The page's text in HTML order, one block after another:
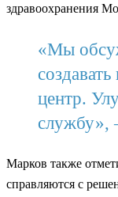
здравоохранения
«Мы
центр.
службу»,
Марков также
справляются с